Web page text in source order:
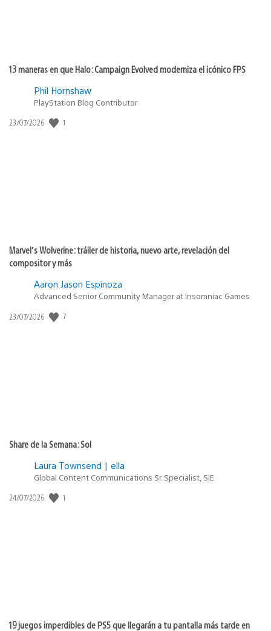
13 maneras en que Halo: Campaign Evolved moderniza el icónico FPS
Phil Hornshaw
PlayStation Blog Contributor
Fecha
23/07/2026 1
Marvel’s Wolverine: tráiler de historia, nuevo arte, revelación del
compositor y más
Aaron Jason Espinoza
Advanced Senior Community Manager at Insomniac Games
Fecha
23/07/2026 7
Share de la Semana: Sol
Laura Townsend | ella
Global Content Communications Sr. Specialist, SIE
Fecha
24/07/2026 1
19 juegos imperdibles de PS5 que llegarán a tu pantalla más tarde en